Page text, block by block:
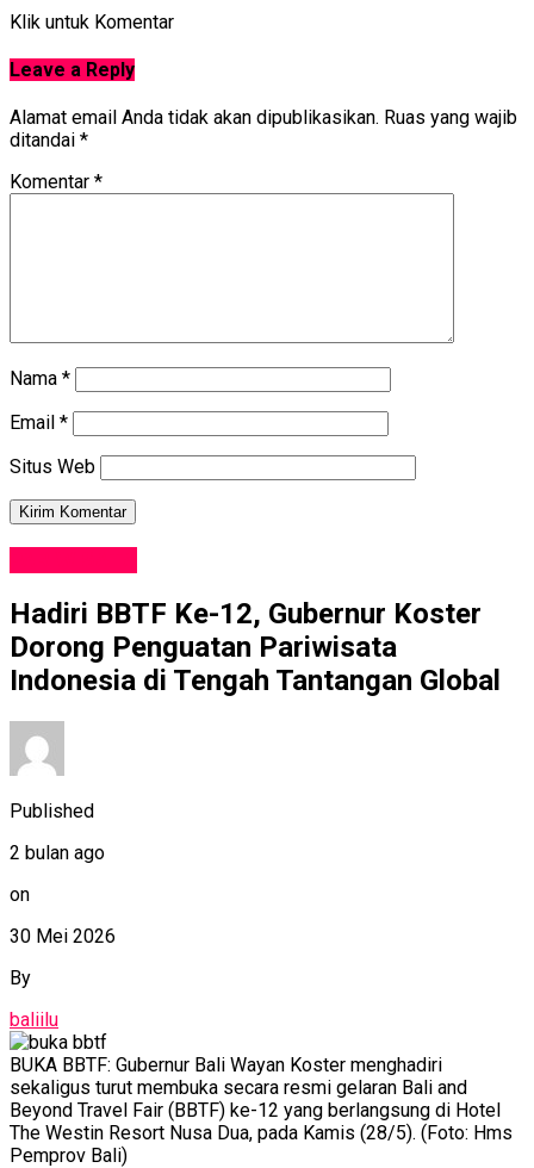
Klik untuk Komentar
Leave a Reply
Alamat email Anda tidak akan dipublikasikan. Ruas yang wajib
ditandai *
Komentar *
Nama *
Email *
Situs Web
Hadiri BBTF Ke-12, Gubernur Koster
Dorong Penguatan Pariwisata
Indonesia di Tengah Tantangan Global
Published
2 bulan ago
on
30 Mei 2026
By
baliilu
BUKA BBTF: Gubernur Bali Wayan Koster menghadiri
sekaligus turut membuka secara resmi gelaran Bali and
Beyond Travel Fair (BBTF) ke-12 yang berlangsung di Hotel
The Westin Resort Nusa Dua, pada Kamis (28/5). (Foto: Hms
Pemprov Bali)